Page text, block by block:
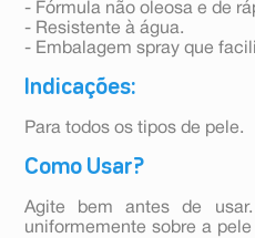
- Fórmula não oleosa e de
- Resistente à água.
- Embalagem spray que
Indicações:
Para todos os tipos de pele.
Como Usar?
Agite bem antes de
uniformemente sobre a